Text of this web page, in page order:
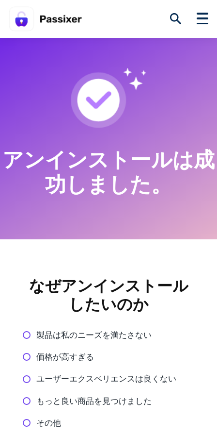
アンインストールは成
功しました。
なぜアンインストール
したいのか
製品は私のニーズを満たさない
価格が高すぎる
ユーザーエクスペリエンスは良くない
もっと良い商品を見つけました
その他